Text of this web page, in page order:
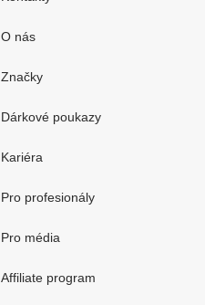
O nás
Značky
Dárkové poukazy
Kariéra
Pro profesionály
Pro média
Affiliate program